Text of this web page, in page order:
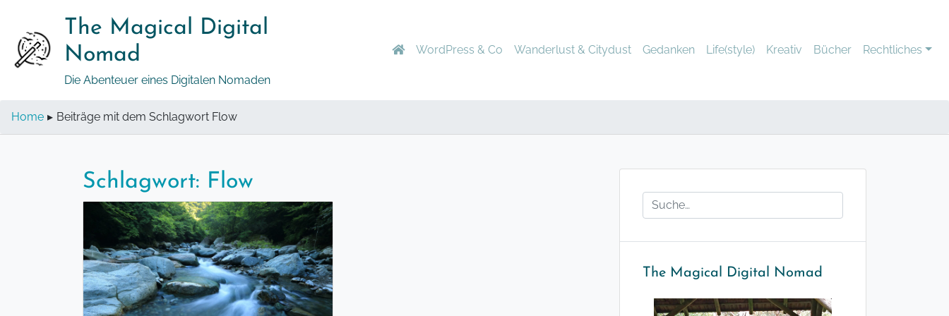
Inhalt
The Magical Digital
Nomad
Die Abenteuer eines Digitalen Nomaden
WordPress & Co Wanderlust & Citydust Gedanken Life(style) Kreativ Bücher Rechtliches
Home ▸ Beiträge mit dem Schlagwort Flow
Schlagwort: Flow
The Magical Digital Nomad